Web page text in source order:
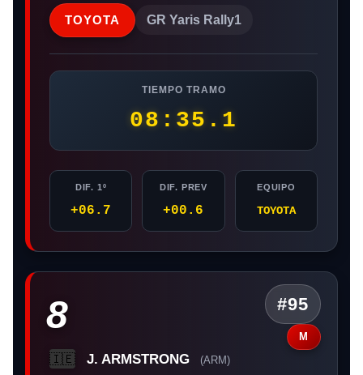
TOYOTA GR Yaris Rally1
TIEMPO TRAMO
08:35.1
DIF. 1º
+06.7
DIF. PREV
+00.6
EQUIPO
TOYOTA
8 #95
M
🇮🇪 J. ARMSTRONG (ARM)